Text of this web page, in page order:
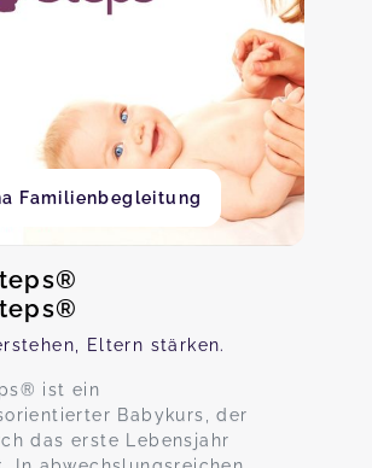
Familienbegleitung
Eltern stärken.
ist ein
Babykurs, der
das erste Lebensjahr